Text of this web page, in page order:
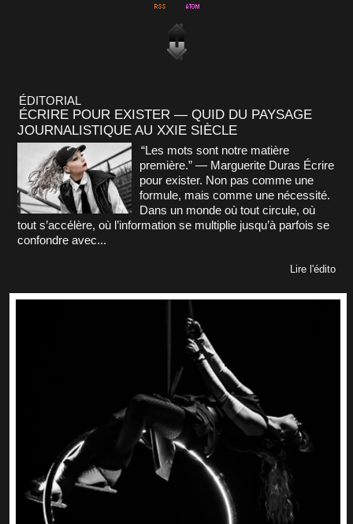
ÉDITORIAL
ÉCRIRE POUR EXISTER — QUID DU PAYSAGE
JOURNALISTIQUE AU XXIE SIÈCLE
“Les mots sont notre matière
première.” — Marguerite Duras Écrire
pour exister. Non pas comme une
formule, mais comme une nécessité.
Dans un monde où tout circule, où
tout s’accélère, où l’information se multiplie jusqu’à parfois se
confondre avec...
Lire l'édito